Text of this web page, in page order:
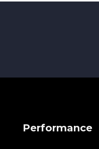
Performance